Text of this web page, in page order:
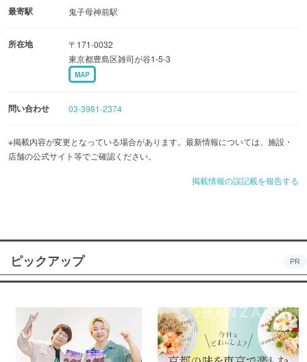
最寄駅 鬼子母神前駅
所在地
〒171-0032
東京都豊島区雑司が谷1-5-3
MAP
問い合わせ 03-3981-2374
※掲載内容が変更となっている場合があります。最新情報については、施設・
店舗の公式サイト等でご確認ください。
掲載情報の誤記載を報告する
ピックアップ PR